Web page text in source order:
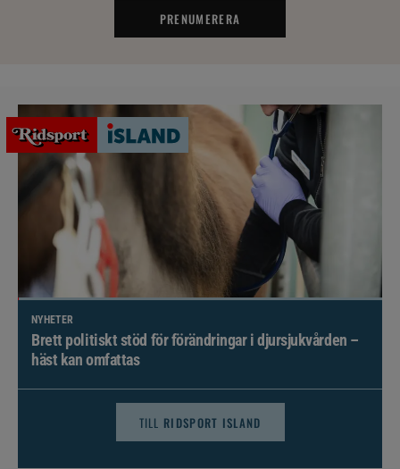
PRENUMERERA
NYHETER
Brett politiskt stöd för förändringar i djursjukvården –
häst kan omfattas
TILL RIDSPORT ISLAND